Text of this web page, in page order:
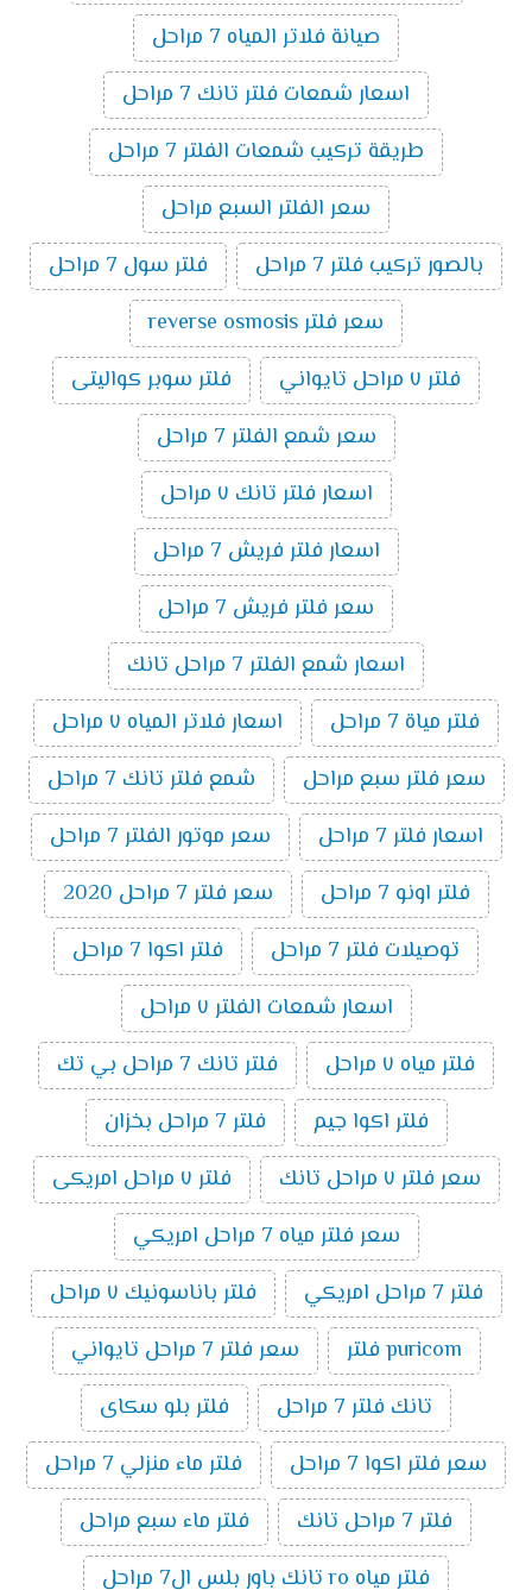
صيانة فلاتر المياه 7 مراحل
اسعار شمعات فلتر تانك 7 مراحل
طريقة تركيب شمعات الفلتر 7 مراحل
سعر الفلتر السبع مراحل
بالصور تركيب فلتر 7 مراحل
فلتر سول 7 مراحل
سعر فلتر reverse osmosis
فلتر ٧ مراحل تايواني
فلتر سوبر كواليتى
سعر شمع الفلتر 7 مراحل
اسعار فلتر تانك ٧ مراحل
اسعار فلتر فريش 7 مراحل
سعر فلتر فريش 7 مراحل
اسعار شمع الفلتر 7 مراحل تانك
فلتر مياة 7 مراحل
اسعار فلاتر المياه ٧ مراحل
سعر فلتر سبع مراحل
شمع فلتر تانك 7 مراحل
اسعار فلتر 7 مراحل
سعر موتور الفلتر 7 مراحل
فلتر اونو 7 مراحل
سعر فلتر 7 مراحل 2020
توصيلات فلتر 7 مراحل
فلتر اكوا 7 مراحل
اسعار شمعات الفلتر ٧ مراحل
فلتر مياه ٧ مراحل
فلتر تانك 7 مراحل بي تك
فلتر اكوا جيم
فلتر 7 مراحل بخزان
سعر فلتر ٧ مراحل تانك
فلتر ٧ مراحل امريكى
سعر فلتر مياه 7 مراحل امريكي
فلتر 7 مراحل امريكي
فلتر باناسونيك ٧ مراحل
puricom فلتر
سعر فلتر 7 مراحل تايواني
تانك فلتر 7 مراحل
فلتر بلو سكاى
سعر فلتر اكوا 7 مراحل
فلتر ماء منزلي 7 مراحل
فلتر 7 مراحل تانك
فلتر ماء سبع مراحل
فلتر مياه ro تانك باور بلس ال7 مراحل